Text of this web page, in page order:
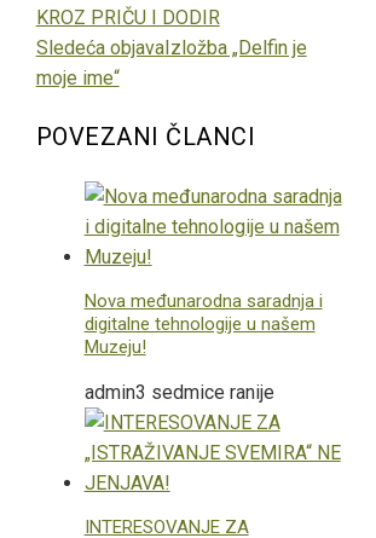
KROZ PRIČU I DODIR
Sledeća objavaIzložba „Delfin je
moje ime“
POVEZANI ČLANCI
Nova međunarodna saradnja i
digitalne tehnologije u našem
Muzeju!
admin3 sedmice ranije
INTERESOVANJE ZA